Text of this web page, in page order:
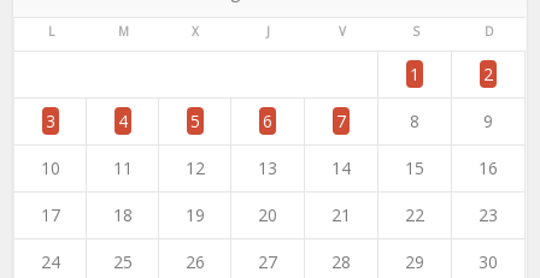
L M X J V S D
1 2
3 4 5 6 7 8 9
10 11 12 13 14 15 16
17 18 19 20 21 22 23
24 25 26 27 28 29 30